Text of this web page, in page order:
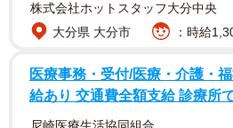
株式会社ホットスタッフ大分中央
大分県 大分市
：時給
医療事務・受付/医療・介護・
給あり 交通費全額支給 診療所